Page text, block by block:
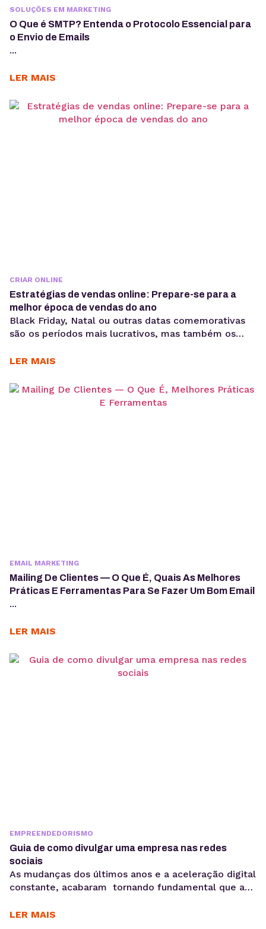
SOLUÇÕES EM MARKETING
O Que é SMTP? Entenda o Protocolo Essencial para
o Envio de Emails
...
LER MAIS
CRIAR ONLINE
Estratégias de vendas online: Prepare-se para a
melhor época de vendas do ano
Black Friday, Natal ou outras datas comemorativas
são os períodos mais lucrativos, mas também os
estratégias de vendas online precisam ser bem
negócio se destaque em meio à enorme demanda.
A preparação antecipada é essencial para aproveitar
LER MAIS
EMAIL MARKETING
Mailing De Clientes — O Que É, Quais As Melhores
Práticas E Ferramentas Para Se Fazer Um Bom Email
...
LER MAIS
EMPREENDEDORISMO
Guia de como divulgar uma empresa nas redes
sociais
As mudanças dos últimos anos e a aceleração digital
constante, acabaram tornando fundamental que as
redes sociais. Hoje as redes sociais já não são
LER MAIS